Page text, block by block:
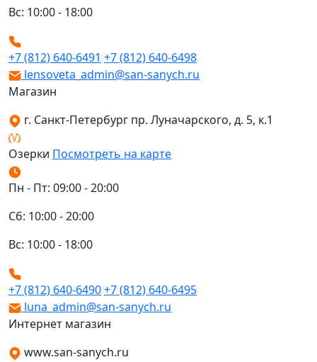
Вс: 10:00 - 18:00
+7 (812) 640-6491 +7 (812) 640-6498
lensoveta_admin@san-sanych.ru
Магазин
г. Санкт-Петербург пр. Луначарского, д. 5, к.1
Озерки Посмотреть на карте
Пн - Пт: 09:00 - 20:00
Сб: 10:00 - 20:00
Вс: 10:00 - 18:00
+7 (812) 640-6490+7 (812) 640-6495
luna_admin@san-sanych.ru
Интернет магазин
www.san-sanych.ru